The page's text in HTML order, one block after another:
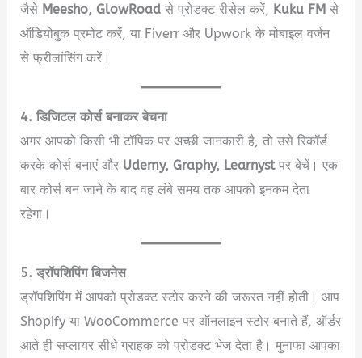
जैसे Meesho, GlowRoad से प्रोडक्ट रीसेल करें, Kuku FM से
ऑडियोबुक प्रमोट करें, या Fiverr और Upwork के मोबाइल वर्जन
से फ्रीलांसिंग करें।
4. डिजिटल कोर्स बनाकर बेचना
अगर आपको किसी भी टॉपिक पर अच्छी जानकारी है, तो उसे रिकॉर्ड
करके कोर्स बनाएं और Udemy, Graphy, Learnystपर बेचें। एक
बार कोर्स बन जाने के बाद वह लंबे समय तक आपको इनकम देता
रहेगा।
5. ड्रॉपशिपिंग बिजनेस
ड्रॉपशिपिंग में आपको प्रोडक्ट स्टोर करने की जरूरत नहीं होती। आप
Shopify या WooCommerce पर ऑनलाइन स्टोर बनाते हैं, ऑर्डर
आते ही सप्लायर सीधे ग्राहक को प्रोडक्ट भेज देता है। मुनाफा आपका